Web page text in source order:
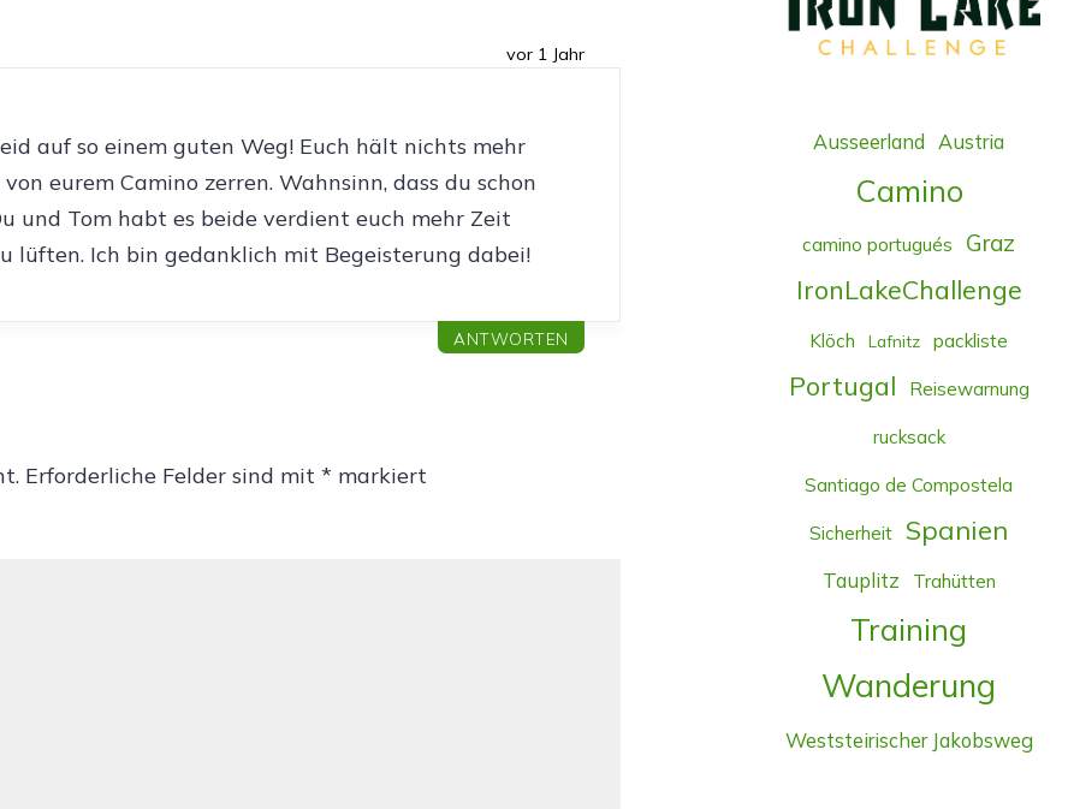
vor 1 Jahr
auf so einem guten Weg! Euch hält nichts mehr
eurem Camino zerren. Wahnsinn, dass du schon
und Tom habt es beide verdient euch mehr Zeit
lüften. Ich bin gedanklich mit Begeisterung dabei!
ANTWORTEN
Erforderliche Felder sind mit * markiert
Ausseerland Austria
Camino
camino portugués Graz
IronLakeChallenge
Klöch Lafnitz packliste
Portugal Reisewarnung
rucksack
Santiago de Compostela
Sicherheit Spanien
Tauplitz Trahütten
Training
Wanderung
Weststeirischer Jakobsweg